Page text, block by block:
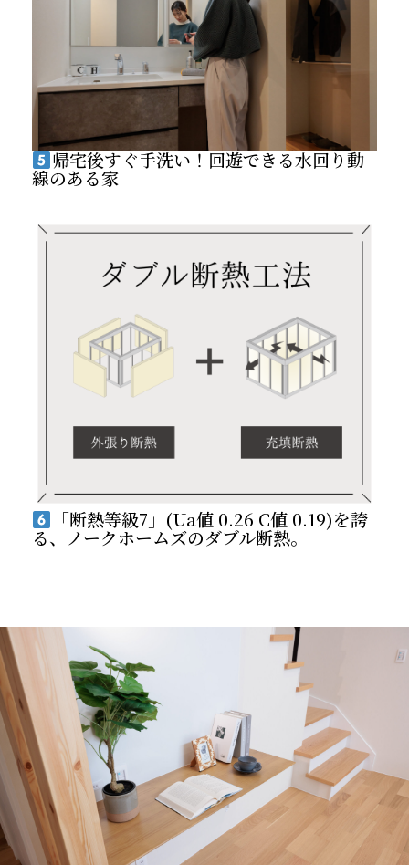
帰宅後すぐ手洗い！回遊できる水回り動
線のある家
「断熱等級7」(Ua値 0.26 C値 0.19)を誇
る、ノークホームズのダブル断熱。